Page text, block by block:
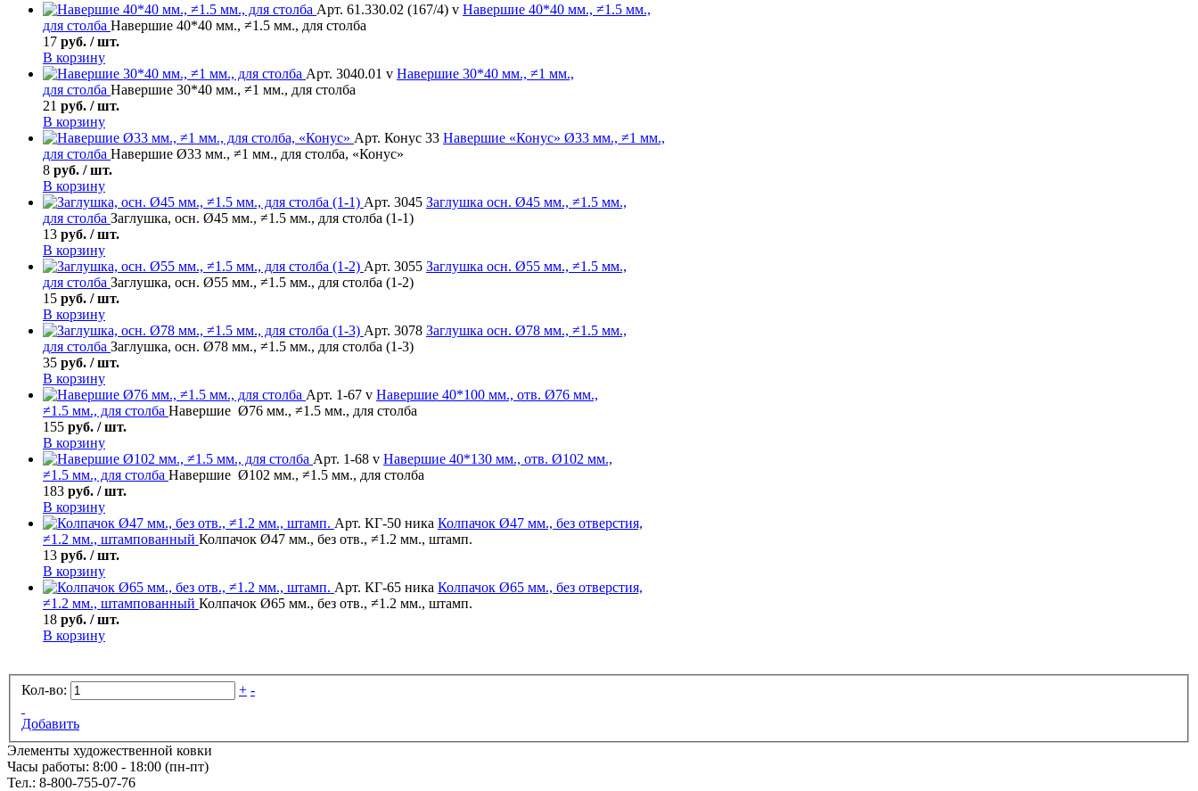
Арт. 61.330.02 (167/4) v Навершие 40*40 мм., ≠1.5 мм.,
для столба Навершие 40*40 мм., ≠1.5 мм., для столба
17 руб. / шт.
В корзину
Арт. 3040.01 v Навершие 30*40 мм., ≠1 мм.,
для столба Навершие 30*40 мм., ≠1 мм., для столба
21 руб. / шт.
В корзину
Арт. Конус 33 Навершие «Конус» Ø33 мм., ≠1 мм.,
для столба Навершие Ø33 мм., ≠1 мм., для столба, «Конус»
8 руб. / шт.
В корзину
Арт. 3045 Заглушка осн. Ø45 мм., ≠1.5 мм.,
для столба Заглушка, осн. Ø45 мм., ≠1.5 мм., для столба (1-1)
13 руб. / шт.
В корзину
Арт. 3055 Заглушка осн. Ø55 мм., ≠1.5 мм.,
для столба Заглушка, осн. Ø55 мм., ≠1.5 мм., для столба (1-2)
15 руб. / шт.
В корзину
Арт. 3078 Заглушка осн. Ø78 мм., ≠1.5 мм.,
для столба Заглушка, осн. Ø78 мм., ≠1.5 мм., для столба (1-3)
35 руб. / шт.
В корзину
Арт. 1-67 v Навершие 40*100 мм., отв. Ø76 мм.,
≠1.5 мм., для столба Навершие Ø76 мм., ≠1.5 мм., для столба
155 руб. / шт.
В корзину
Арт. 1-68 v Навершие 40*130 мм., отв. Ø102 мм.,
≠1.5 мм., для столба Навершие Ø102 мм., ≠1.5 мм., для столба
183 руб. / шт.
В корзину
Арт. КГ-50 ника Колпачок Ø47 мм., без отверстия,
≠1.2 мм., штампованный Колпачок Ø47 мм., без отв., ≠1.2 мм., штамп.
13 руб. / шт.
В корзину
Арт. КГ-65 ника Колпачок Ø65 мм., без отверстия,
≠1.2 мм., штампованный Колпачок Ø65 мм., без отв., ≠1.2 мм., штамп.
18 руб. / шт.
В корзину
Кол-во: + -
Добавить
Элементы художественной ковки
Часы работы: 8:00 - 18:00 (пн-пт)
Тел.: 8-800-755-07-76